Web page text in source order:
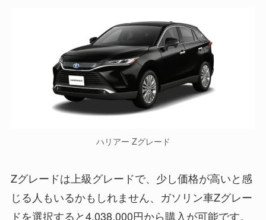
ハリアー Zグレード
Zグレードは上級グレードで、少し価格が高いと感
じる人もいるかもしれません、ガソリン車Zグレー
ドを選択すると4,038,000円から購入が可能です。